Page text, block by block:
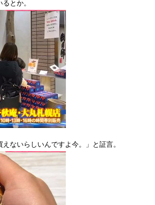
とか。
ないらしいんですよ今。」と証言。